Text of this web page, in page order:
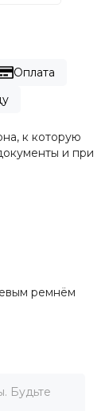
Оплата
к которую
и при
ремнём
Будьте